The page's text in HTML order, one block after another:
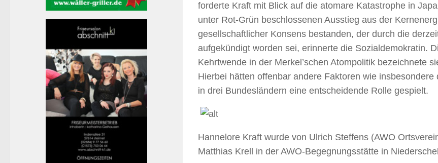
forderte Kraft mit Blick auf die atomare Katastrophe in
unter Rot-Grün beschlossenen Ausstieg aus der
gesellschaftlicher Konsens bestanden, der durch die
aufgekündigt worden sei, erinnerte die Sozialdemokratin.
Kehrtwende in der Merkel’schen Atompolitik bezeichnete
Hierbei hätten offenbar andere Faktoren wie insbesondere
in drei Bundesländern eine entscheidende Rolle gespielt.
Hannelore Kraft wurde von Ulrich Steffens (AWO
Matthias Krell in der AWO-Begegnungsstätte in